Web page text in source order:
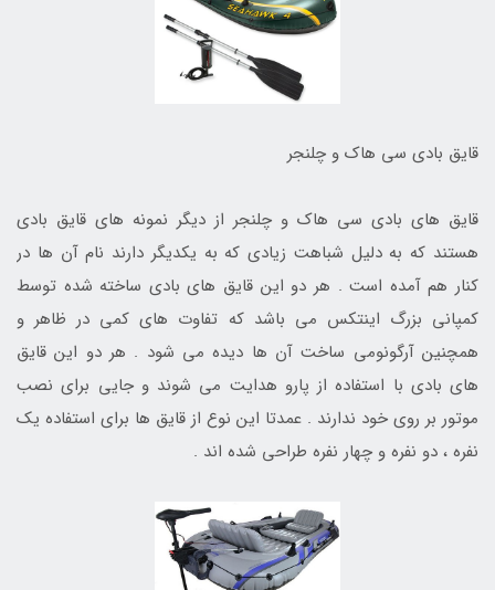
قایق بادی سی هاک و چلنجر
قایق های بادی سی هاک و چلنجر از دیگر نمونه های قایق بادی
هستند که به دلیل شباهت زیادی که به یکدیگر دارند نام آن ها در
کنار هم آمده است . هر دو این قایق های بادی ساخته شده توسط
کمپانی بزرگ اینتکس می باشد که تفاوت های کمی در ظاهر و
همچنین آرگونومی ساخت آن ها دیده می شود . هر دو این قایق
های بادی با استفاده از پارو هدایت می شوند و جایی برای نصب
موتور بر روی خود ندارند . عمدتا این نوع از قایق ها برای استفاده یک
نفره ، دو نفره و چهار نفره طراحی شده اند .